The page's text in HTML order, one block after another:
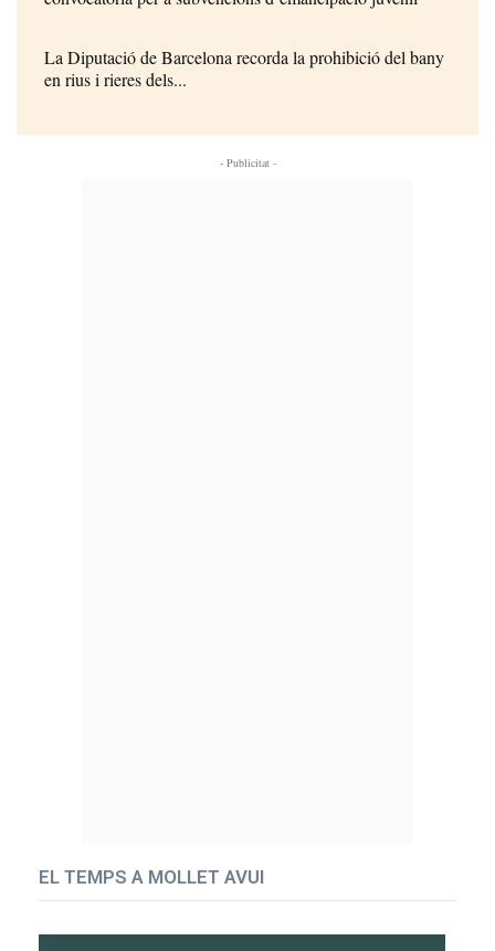
La Diputació de Barcelona recorda la prohibició del bany
en rius i rieres dels...
- Publicitat -
EL TEMPS A MOLLET AVUI